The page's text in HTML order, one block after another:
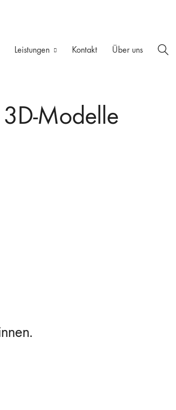
Leistungen Kontakt Über uns
Modelle